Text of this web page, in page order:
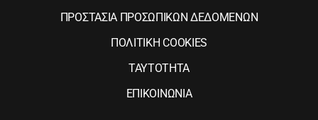
ΠΡΟΣΤΑΣΙΑ ΠΡΟΣΩΠΙΚΩΝ ΔΕΔΟΜΕΝΩΝ
ΠΟΛΙΤΙΚΗ COOKIES
ΤΑΥΤΟΤΗΤΑ
ΕΠΙΚΟΙΝΩΝΙΑ